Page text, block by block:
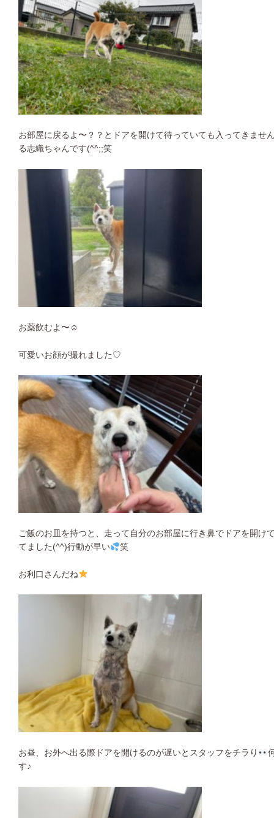
お部屋に戻るよ〜？？とドアを開けて待っていても入ってきませ
る志織ちゃんです(^^;;笑
お薬飲むよ〜☺︎
可愛いお顔が撮れました♡
ご飯のお皿を持つと、走って自分のお部屋に行き鼻でドアを開け
てました(^^)行動が早い
笑
お利口さんだね
お昼、お外へ出る際ドアを開けるのが遅いとスタッフをチラり
す♪